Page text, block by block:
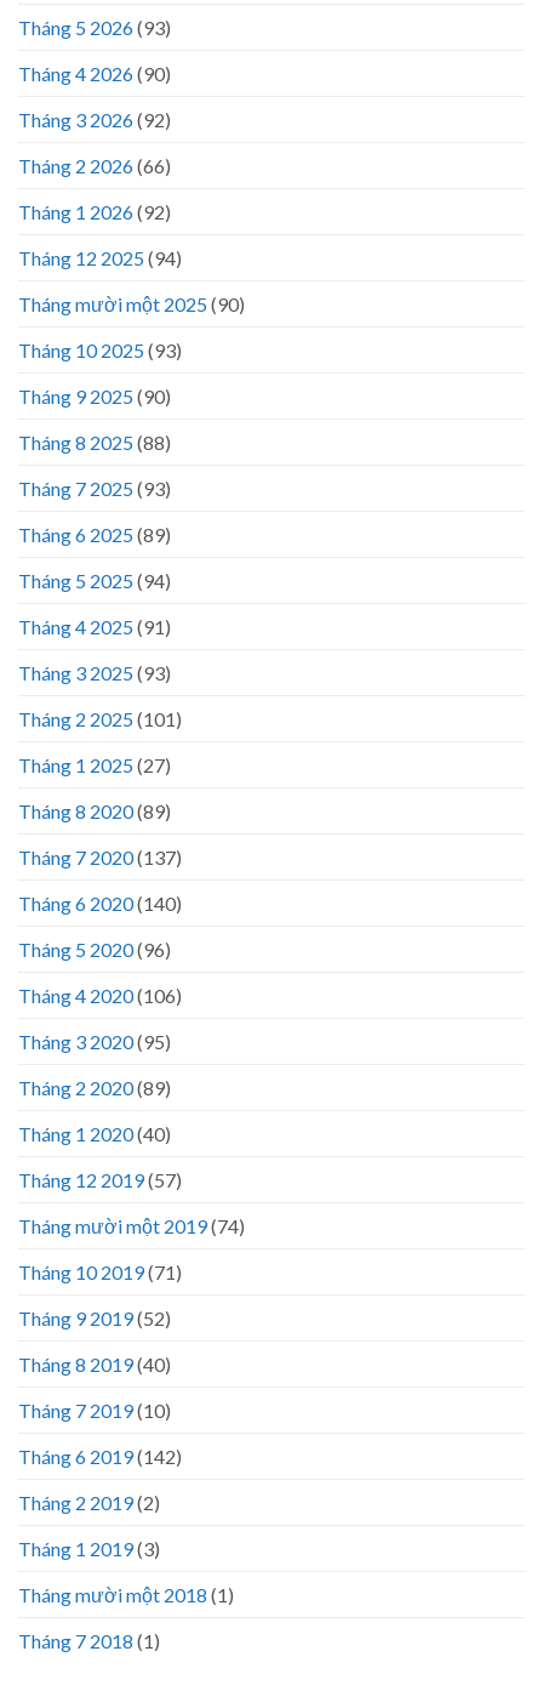
Tháng 5 2026(93)
Tháng 4 2026(90)
Tháng 3 2026(92)
Tháng 2 2026(66)
Tháng 1 2026(92)
Tháng 12 2025(94)
Tháng mười một 2025(90)
Tháng 10 2025(93)
Tháng 9 2025(90)
Tháng 8 2025(88)
Tháng 7 2025(93)
Tháng 6 2025(89)
Tháng 5 2025(94)
Tháng 4 2025(91)
Tháng 3 2025(93)
Tháng 2 2025(101)
Tháng 1 2025(27)
Tháng 8 2020(89)
Tháng 7 2020(137)
Tháng 6 2020(140)
Tháng 5 2020(96)
Tháng 4 2020(106)
Tháng 3 2020(95)
Tháng 2 2020(89)
Tháng 1 2020(40)
Tháng 12 2019(57)
Tháng mười một 2019(74)
Tháng 10 2019(71)
Tháng 9 2019(52)
Tháng 8 2019(40)
Tháng 7 2019(10)
Tháng 6 2019(142)
Tháng 2 2019(2)
Tháng 1 2019(3)
Tháng mười một 2018 (1)
Tháng 7 2018 (1)